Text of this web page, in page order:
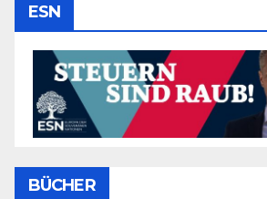
ESN
BÜCHER